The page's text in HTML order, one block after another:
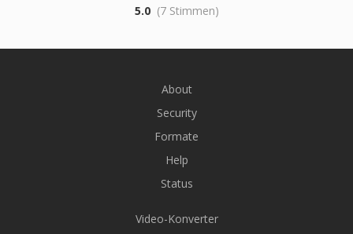
5.0 (7 Stimmen)
About
Security
Formate
Help
Status
Video-Konverter